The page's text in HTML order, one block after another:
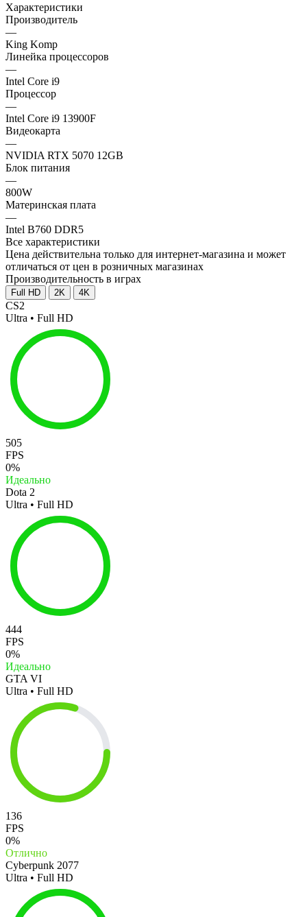
Характеристики
Производитель
—
King Komp
Линейка процессоров
—
Intel Core i9
Процессор
—
Intel Core i9 13900F
Видеокарта
—
NVIDIA RTX 5070 12GB
Блок питания
—
800W
Материнская плата
—
Intel B760 DDR5
Все характеристики
Цена действительна только для интернет-магазина и может
отличаться от цен в розничных магазинах
Производительность в играх
Full HD 2K 4K
CS2
Ultra • Full HD
505
FPS
0%
Идеально
Dota 2
Ultra • Full HD
444
FPS
0%
Идеально
GTA VI
Ultra • Full HD
136
FPS
0%
Отлично
Cyberpunk 2077
Ultra • Full HD